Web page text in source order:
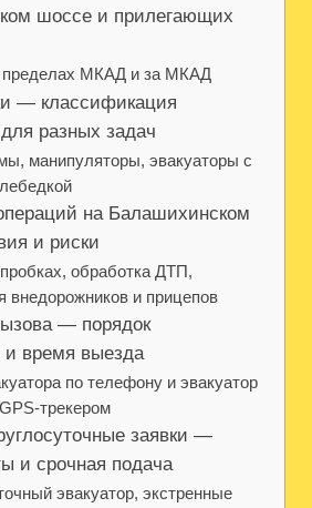
шоссе и прилегающих
пределах МКАД и за МКАД
— классификация
разных задач
манипуляторы, эвакуаторы с
на Балашихинском
и риски
обработка ДТП,
внедорожников и прицепов
— порядок
время выезда
по телефону и эвакуатор
заявки —
и срочная подача
эвакуатор, экстренные